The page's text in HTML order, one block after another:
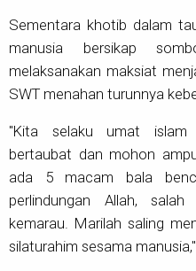
Sementara khotib dalam
manusia bersikap
melaksanakan maksiat
SWT menahan turunnya
"Kita selaku umat islam
bertaubat dan mohon
ada 5 macam bala
perlindungan Allah,
kemarau. Marilah saling
silaturahim sesama